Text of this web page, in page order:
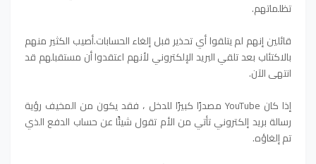
تظلماتهم.
قائلين إنهم لم يتلقوا أي تحذير قبل إلغاء الحسابات.أصيب الكثير منهم
بالاكتئاب بعد تلقي البريد الإلكتروني لأنهم اعتقدوا أن مستقبلهم قد
انتهى الآن.
إذا كان YouTube مصدرًا كبيرًا للدخل ، فقد يكون من المخيف رؤية
رسالة بريد إلكتروني تأتي من الأم تقول شيئًا عن حساب الدفع الذي
تم إلغاؤه.